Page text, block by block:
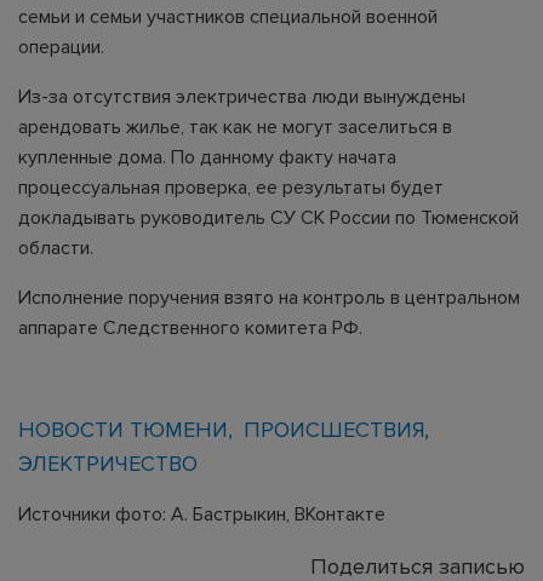
семьи и семьи участников специальной военной
операции.
Из-за отсутствия электричества люди вынуждены
арендовать жилье, так как не могут заселиться в
купленные дома. По данному факту начата
процессуальная проверка, ее результаты будет
докладывать руководитель СУ СК России по Тюменской
области.
Исполнение поручения взято на контроль в центральном
аппарате Следственного комитета РФ.
НОВОСТИ ТЮМЕНИ
ПРОИСШЕСТВИЯ
ЭЛЕКТРИЧЕСТВО
Источники фото: А. Бастрыкин, ВКонтакте
Поделиться записью